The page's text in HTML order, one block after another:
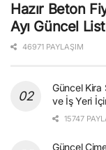
Hazır Beton
Ayı Güncel
46971 PAYLAŞIM
Güncel Kira
ve İş Yeri
15747
Güncel